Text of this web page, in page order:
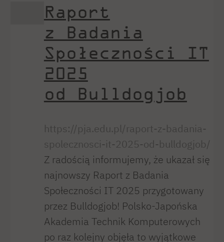
Raport
z Badania
Społeczności IT
2025
od Bulldogjob
https://pja.edu.pl/raport-z-badania-
spolecznosci-it-2025-od-bulldogjob/
Z radością informujemy, że ukazał się
najnowszy Raport z Badania
Społeczności IT 2025 przygotowany
przez Bulldogjob! Polsko-Japońska
Akademia Technik Komputerowych
po raz kolejny objęła to wyjątkowe